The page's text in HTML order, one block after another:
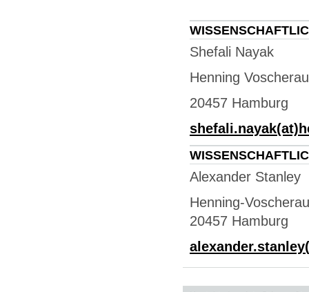
Shefali Nayak
Henning
20457 Hamburg
Alexander Stanley
Henning-
20457 Hamburg